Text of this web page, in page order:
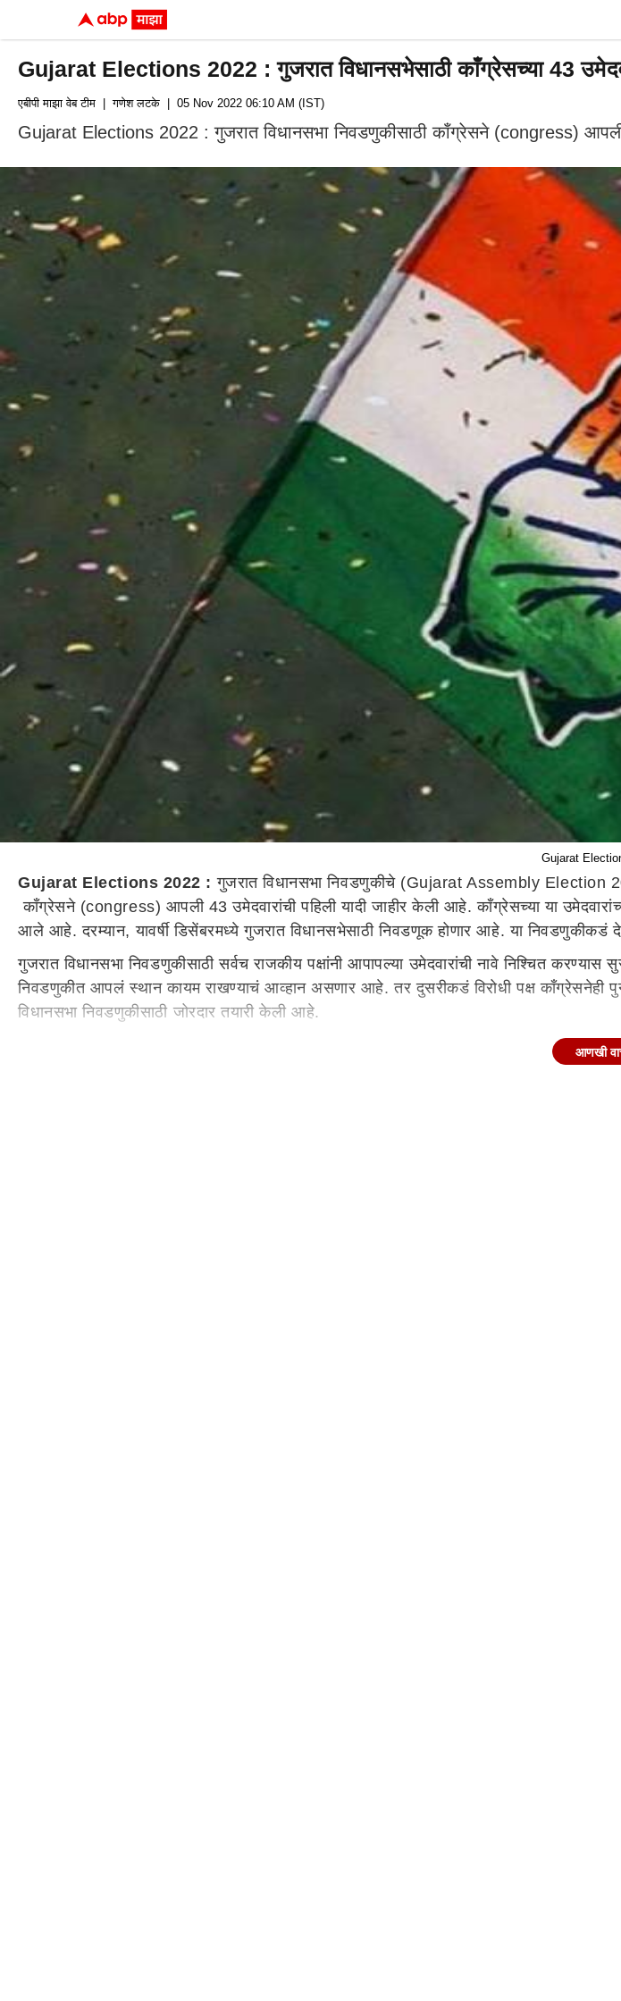
Gujarat Elections 2022 : गुजरात विधानसभेसाठी काँग्रेसच्या 43
एबीपी माझा वेब टीम | गणेश लटके | 05 Nov 2022 06:10 AM (IST)
Gujarat Elections 2022 : गुजरात विधानसभा निवडणुकीसाठी काँग्रेसने (congress) आपली
Gujarat
Gujarat Elections 2022 : गुजरात विधानसभा निवडणुकीचे (Gujarat Assembly Election
काँग्रेसने (congress) आपली 43 उमेदवारांची पहिली यादी जाहीर केली आहे. काँग्रेसच्या या
आले आहे. दरम्यान, यावर्षी डिसेंबरमध्ये गुजरात विधानसभेसाठी निवडणूक होणार आहे. या निवडणुकीकडं
गुजरात विधानसभा निवडणुकीसाठी सर्वच राजकीय पक्षांनी आपापल्या उमेदवारांची नावे निश्चित
निवडणुकीत आपलं स्थान कायम राखण्याचं आव्हान असणार आहे. तर दुसरीकडं विरोधी पक्ष काँग्रेसनेही
विधानसभा निवडणुकीसाठी जोरदार तयारी केली आहे.
आणखी